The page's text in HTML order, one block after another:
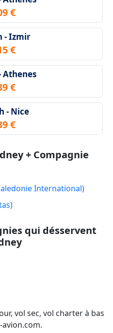
€
- Izmir
€
Athenes
€
- Nice
€
+ Compagnie
International)
qui désservent
vol sec, vol charter à bas